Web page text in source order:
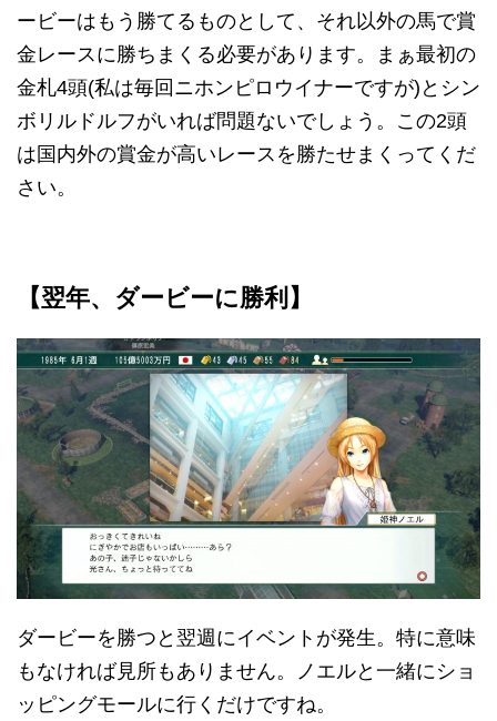
ービーはもう勝てるものとして、それ以外の馬で賞
金レースに勝ちまくる必要があります。まぁ最初の
金札4頭(私は毎回ニホンピロウイナーですが)とシン
ボリルドルフがいれば問題ないでしょう。この2頭
は国内外の賞金が高いレースを勝たせまくってくだ
さい。
【翌年、ダービーに勝利】
ダービーを勝つと翌週にイベントが発生。特に意味
もなければ見所もありません。ノエルと一緒にショ
ッピングモールに行くだけですね。